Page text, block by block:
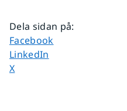
Dela sidan på:
Dela sidan på
Facebook
Dela sidan på
LinkedIn
Dela sidan på
X